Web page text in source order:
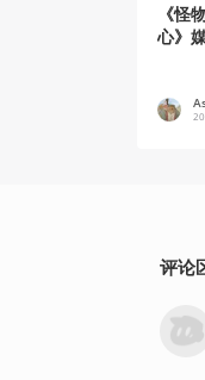
《怪
心》
评论